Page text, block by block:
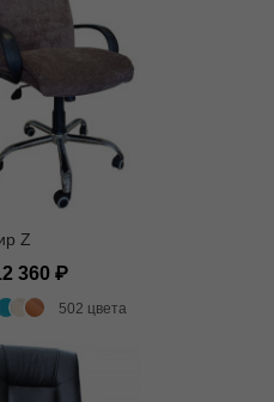
Z
360
502 цвета